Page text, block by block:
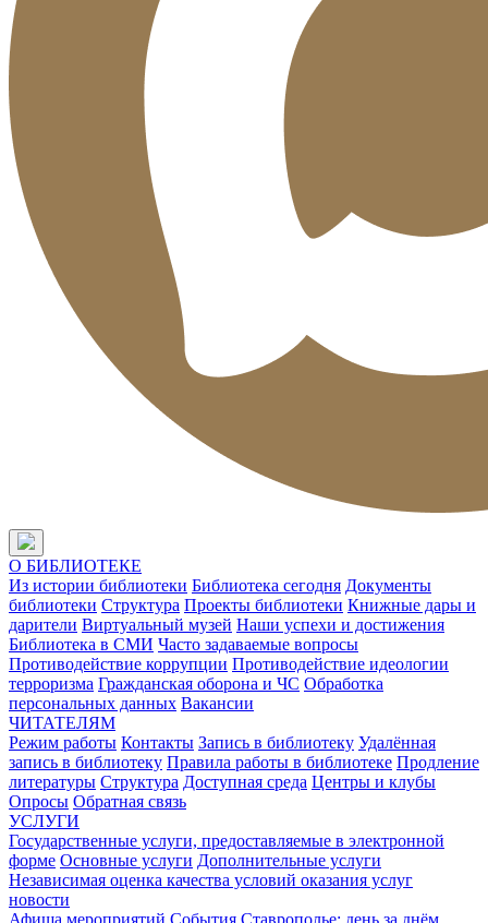
О БИБЛИОТЕКЕ
Из истории библиотеки Библиотека сегодня Документы
библиотеки Структура Проекты библиотеки Книжные дары и
дарители Виртуальный музей Наши успехи и достижения
Библиотека в СМИ Часто задаваемые вопросы
Противодействие коррупции Противодействие идеологии
терроризма Гражданская оборона и ЧС Обработка
персональных данных Вакансии
ЧИТАТЕЛЯМ
Режим работы Контакты Запись в библиотеку Удалённая
запись в библиотеку Правила работы в библиотеке Продление
литературы Структура Доступная среда Центры и клубы
Опросы Обратная связь
УСЛУГИ
Государственные услуги, предоставляемые в электронной
форме Основные услуги Дополнительные услуги
Независимая оценка качества условий оказания услуг
новости
Афиша мероприятий События Ставрополье: день за днём